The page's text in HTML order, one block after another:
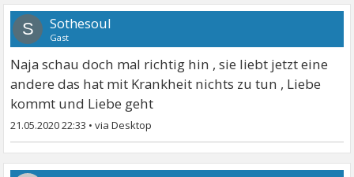
S Sothesoul
Gast
Naja schau doch mal richtig hin , sie liebt jetzt eine
andere das hat mit Krankheit nichts zu tun , Liebe
kommt und Liebe geht
21.05.2020 22:33 •